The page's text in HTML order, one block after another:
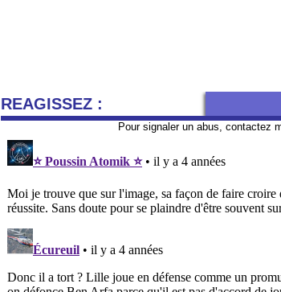
REAGISSEZ :
Pour signaler un abus, contactez